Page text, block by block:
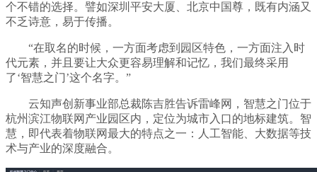
个不错的选择。譬如深圳平安大厦、北京中国尊，既有内涵又
不乏诗意，易于传播。
“在取名的时候，一方面考虑到园区特色，一方面注入时
代元素，并且要让大众更容易理解和记忆，我们最终采用
了‘智慧之门’这个名字。”
云知声创新事业部总裁陈吉胜告诉雷峰网，智慧之门位于
杭州滨江物联网产业园区内，定位为城市入口的地标建筑。智
慧，即代表着物联网最大的特点之一：人工智能、大数据等技
术与产业的深度融合。